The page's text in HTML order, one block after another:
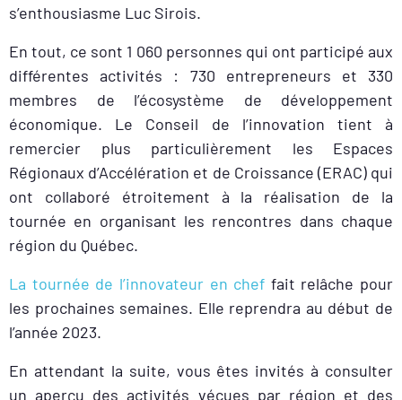
s’enthousiasme Luc Sirois.
En tout, ce sont 1 060 personnes qui ont participé aux
différentes activités : 730 entrepreneurs et 330
membres de l’écosystème de développement
économique. Le Conseil de l’innovation tient à
remercier plus particulièrement les Espaces
Régionaux d’Accélération et de Croissance (ERAC) qui
ont collaboré étroitement à la réalisation de la
tournée en organisant les rencontres dans chaque
région du Québec.
La tournée de l’innovateur en chef fait relâche pour
les prochaines semaines. Elle reprendra au début de
l’année 2023.
En attendant la suite, vous êtes invités à consulter
un aperçu des activités vécues par région et des